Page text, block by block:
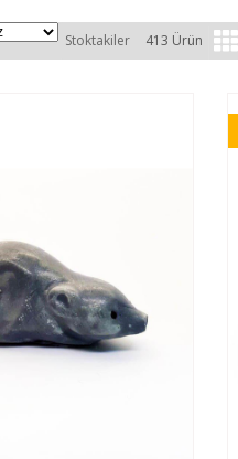
Stoktakiler 413 Ürün